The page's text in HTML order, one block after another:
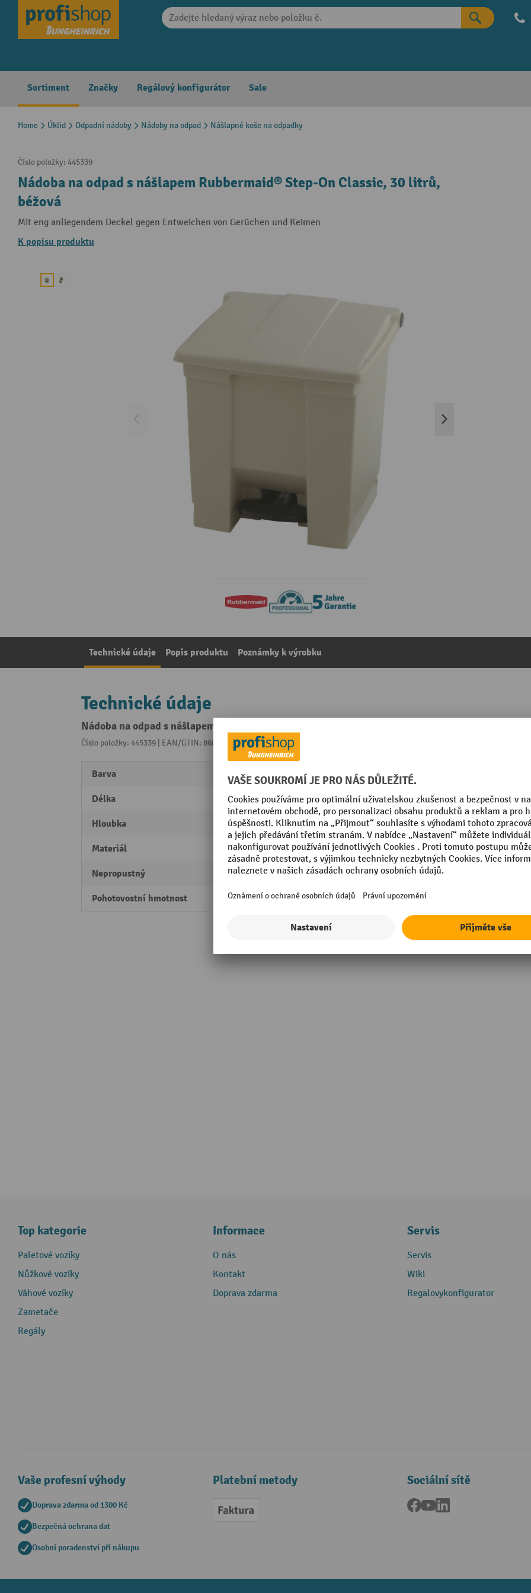
Skip to main navigation
Sortiment Značky Regálový konfigurátor Sale
Home Úklid Odpadní nádoby Nádoby na odpad Nášlapné koše na odpadky
Číslo položky: 445339
Nádoba na odpad s nášlapem Rubbermaid® Step-On Classic, 30 litrů,
béžová
Mit eng anliegendem Deckel gegen Entweichen von Gerüchen und Keimen
K popisu produktu
Technické údaje Popis produktu Poznámky k výrobku
Technické údaje
Nádoba na odpad s nášlapem Rubbermaid® Step-On Classic, 30 litrů, béžová
Číslo položky: 445339 | EAN/GTIN: 86876057010Z kategorie:Nášlapné koše na odpadky
Barva béžová
Délka 400 mm
Hloubka 157,5 mm
Materiál plast
Nepropustný Ano
Pohotovostní hmotnost 3,05 kg
Uzavíratelný
Výška
Značka
Záruka - dodavatel
Zásobník, objem
Šířka
Zobrazit všechny technické údaje
Top kategorie
Paletové vozíky
Nůžkové vozíky
Váhové vozíky
Zametače
Regály
Informace
O nás
Kontakt
Doprava zdarma
Servis
Servis
Wiki
Regalovykonfigurator
Vaše profesní výhody
Doprava zdarma od 1300 Kč
Bezpečná ochrana dat
Osobní poradenství při nákupu
Platební metody
Faktura
Sociální sítě
Facebook
YouTube